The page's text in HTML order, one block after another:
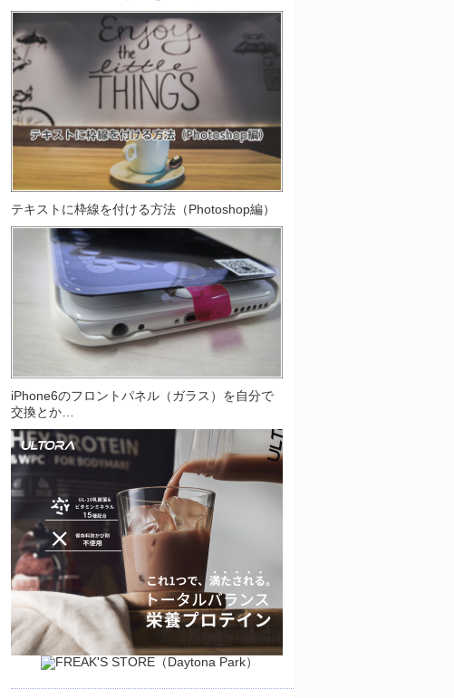
テキストに枠線を付ける方法（Photoshop編）
iPhone6のフロントパネル（ガラス）を自分で
交換とか…